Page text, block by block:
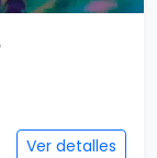
Ver detalles